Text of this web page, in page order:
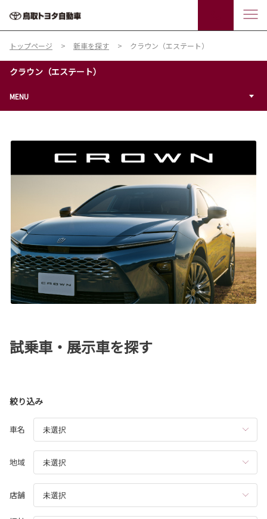
トップページ 新車を探す クラウン（エステート）
クラウン（エステート）
MENU
試乗車・展示車を探す
絞り込み
車名
地域
店舗